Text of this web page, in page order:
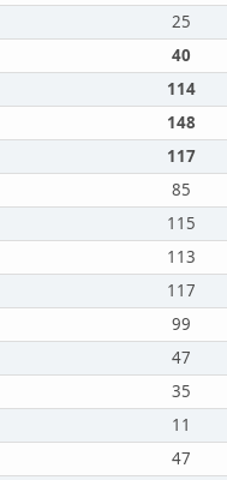
25
40
114
148
117
85
115
113
117
99
47
35
11
47